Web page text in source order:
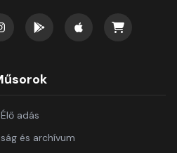
Élő adás
és archívum